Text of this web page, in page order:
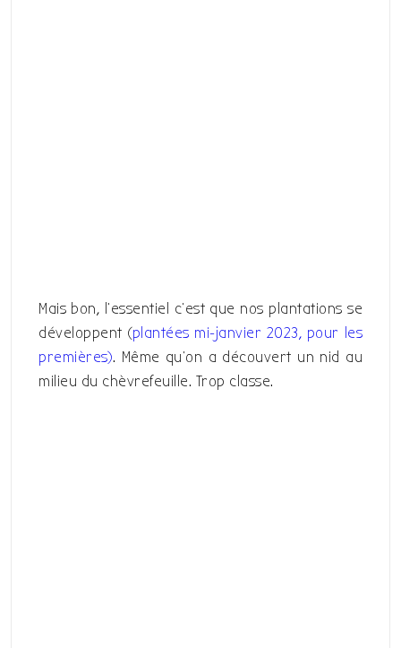
Mais bon, l’essentiel c’est que nos plantations se
développent (plantées mi-janvier 2023, pour les
premières). Même qu’on a découvert un nid au
milieu du chèvrefeuille. Trop classe.